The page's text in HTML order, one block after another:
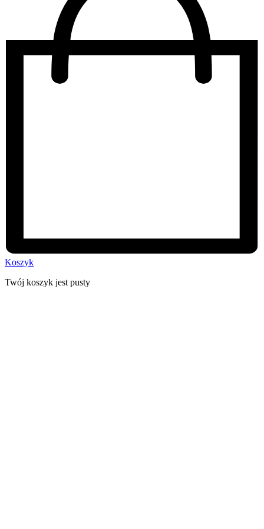
Koszyk
Twój koszyk jest pusty